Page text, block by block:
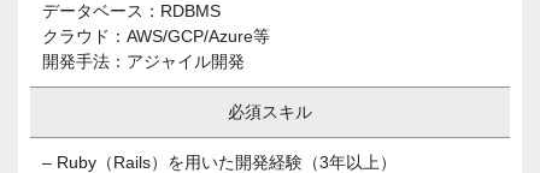
データベース：RDBMS
クラウド：AWS/GCP/Azure等
開発手法：アジャイル開発
必須スキル
– Ruby（Rails）を用いた開発経験（3年以上）